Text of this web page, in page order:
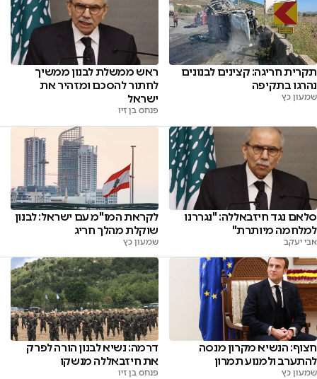
תקרית חריגה: קצינים לבנונים
נהרגו בתקיפה
שמעון כץ
ראש ממשלת לבנון ממשיך
לחתור להסכם ומזהיר את
ישראל
פנחס בן זיו
סלאם נגד חיזבאללה: "נגררנו
למלחמה מיותרת"
אבי יעקב
לקראת המו"מ עם ישראל: לבנון
שוקלת מהלך חריג
שמעון כץ
חצוף: הנשיא מקרון מנסה
להתערב ולמנוע תמרון
שמעון כץ
דרמה: נשיא לבנון הורה לפרק
את חיזבאללה מנשקו
פנחס בן זיו